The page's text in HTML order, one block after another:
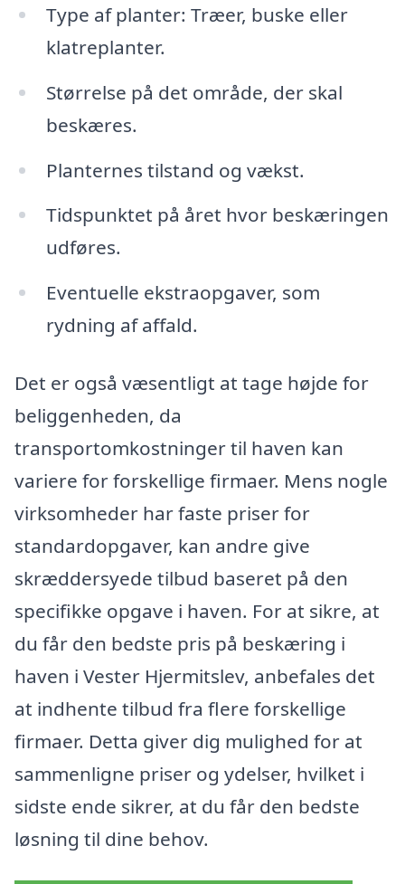
Type af planter: Træer, buske eller
klatreplanter.
Størrelse på det område, der skal
beskæres.
Planternes tilstand og vækst.
Tidspunktet på året hvor beskæringen
udføres.
Eventuelle ekstraopgaver, som
rydning af affald.
Det er også væsentligt at tage højde for
beliggenheden, da
transportomkostninger til haven kan
variere for forskellige firmaer. Mens nogle
virksomheder har faste priser for
standardopgaver, kan andre give
skræddersyede tilbud baseret på den
specifikke opgave i haven. For at sikre, at
du får den bedste pris på beskæring i
haven i Vester Hjermitslev, anbefales det
at indhente tilbud fra flere forskellige
firmaer. Detta giver dig mulighed for at
sammenligne priser og ydelser, hvilket i
sidste ende sikrer, at du får den bedste
løsning til dine behov.